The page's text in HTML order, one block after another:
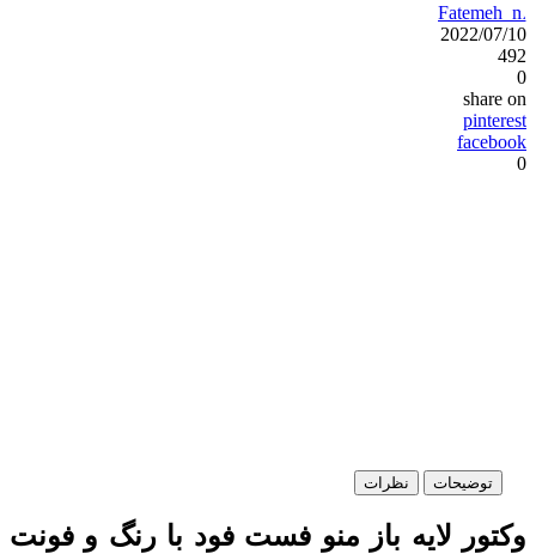
Fatemeh_m
2022/07/10
492
0
share on
pinterest
facebook
0
توضیحات نظرات
وکتور لایه باز منو فست فود با رنگ و فونت